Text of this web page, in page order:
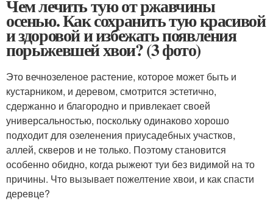
Чем лечить тую от ржавчины
осенью. Как сохранить тую красивой
и здоровой и избежать появления
порыжевшей хвои? (3 фото)
Это вечнозеленое растение, которое может быть и
кустарником, и деревом, смотрится эстетично,
сдержанно и благородно и привлекает своей
универсальностью, поскольку одинаково хорошо
подходит для озеленения приусадебных участков,
аллей, скверов и не только. Поэтому становится
особенно обидно, когда рыжеют туи без видимой на то
причины. Что вызывает пожелтение хвои, и как спасти
деревце?